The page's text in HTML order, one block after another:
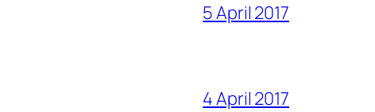
5 April 2017
4 April 2017